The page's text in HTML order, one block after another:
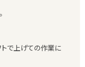
トで上げての作業に